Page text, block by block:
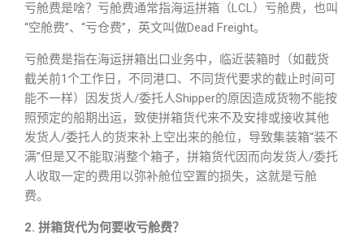
亏舱费是啥？亏舱费通常指海运拼箱（LCL）亏舱费，也叫
“空舱费”、“亏仓费”，英文叫做Dead Freight。
亏舱费是指在海运拼箱出口业务中，临近装箱时（如截货
截关前1个工作日，不同港口、不同货代要求的截止时间可
能不一样）因发货人/委托人Shipper的原因造成货物不能按
照预定的船期出运，致使拼箱货代来不及安排或接收其他
发货人/委托人的货来补上空出来的舱位，导致集装箱“装不
满”但是又不能取消整个箱子，拼箱货代因而向发货人/委托
人收取一定的费用以弥补舱位空置的损失，这就是亏舱
费。
2. 拼箱货代为何要收亏舱费？